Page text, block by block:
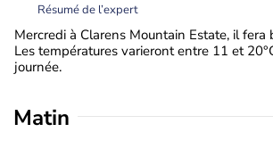
Résumé de l’expert
Mercredi à Clarens Mountain Estate, il fera
Les températures varieront entre 11 et
journée.
Matin